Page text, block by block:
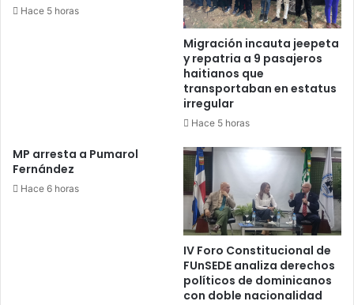
Hace 5 horas
Migración incauta jeepeta
y repatria a 9 pasajeros
haitianos que
transportaban en estatus
irregular
Hace 5 horas
MP arresta a Pumarol
Fernández
Hace 6 horas
IV Foro Constitucional de
FUnSEDE analiza derechos
políticos de dominicanos
con doble nacionalidad